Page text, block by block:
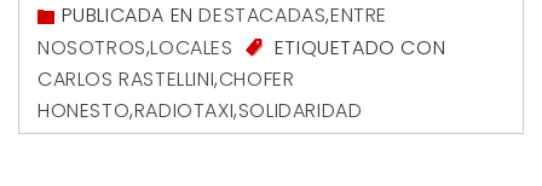
PUBLICADA ENDESTACADAS,ENTRE
NOSOTROS,LOCALES
ETIQUETADO CON
CARLOS RASTELLINI,CHOFER
HONESTO,RADIOTAXI,SOLIDARIDAD